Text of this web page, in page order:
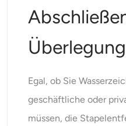
Egal, ob Sie
geschäftliche oder
müssen, die